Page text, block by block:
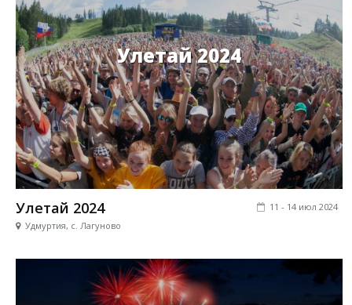
Улетай 2024
Улетай 2024
Удмуртия, с. Лагуново
11 - 14 июл 2024